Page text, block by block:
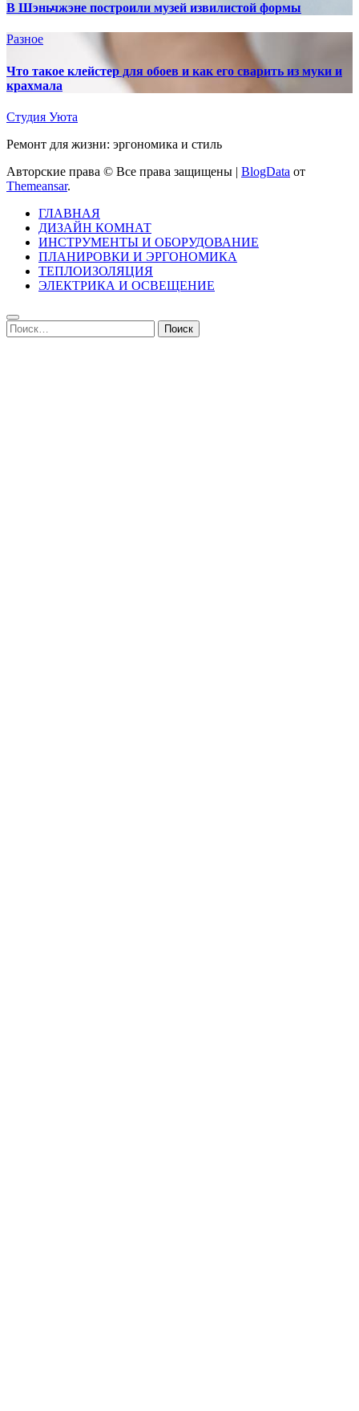
В Шэньчжэне построили музей извилистой формы
Разное
Что такое клейстер для обоев и как его сварить из муки и
крахмала
Студия Уюта
Ремонт для жизни: эргономика и стиль
Авторские права © Все права защищены | BlogData от
Themeansar.
ГЛАВНАЯ
ДИЗАЙН КОМНАТ
ИНСТРУМЕНТЫ И ОБОРУДОВАНИЕ
ПЛАНИРОВКИ И ЭРГОНОМИКА
ТЕПЛОИЗОЛЯЦИЯ
ЭЛЕКТРИКА И ОСВЕЩЕНИЕ
Найти: